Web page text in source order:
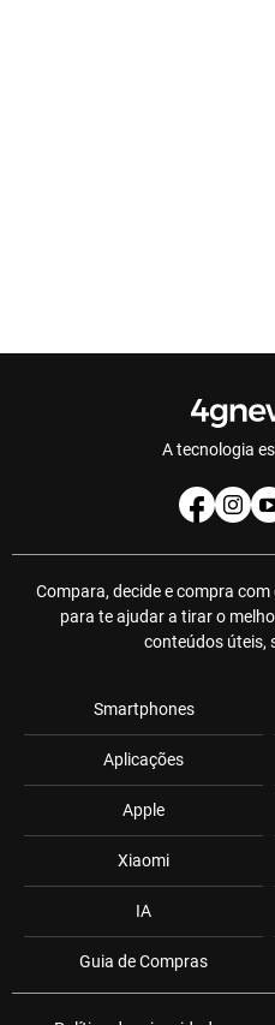
A tecnologia
Compara, decide e compra
para te ajudar a tirar o
conteúdos úteis,
Smartphones
Aplicações
Apple
Xiaomi
IA
Guia de Compras